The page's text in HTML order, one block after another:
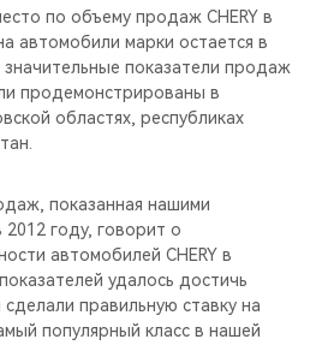
по объему продаж CHERY в
автомобили марки остается в
показатели продаж
продемонстрированы в
областях, республиках
показанная нашими
году, говорит о
автомобилей CHERY в
удалось достичь
правильную ставку на
популярный класс в нашей